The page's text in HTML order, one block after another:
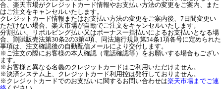
合、楽天市場がクレジットカード情報やお支払い方法の変更をご案内、また
はご注文をキャンセルいたします。
クレジットカード情報またはお支払い方法の変更をご案内後、7日間変更い
ただけない場合、楽天市場が自動でご注文をキャンセルいたします。
分割払い、リボルビング払い又はボーナス一括払いによるお支払いとなる場
合、割賦販売法第30条2の3第4項、同法施行規則第54条1項各号に定められた
事項は、注文確認後の自動配信メールにより交付します。
※ご注文の際にお客様の本人確認（電話確認等）をお願いする場合もござい
ます。
※お客様と異なる名義のクレジットカードはご利用いただけません。
※決済システム上、クレジットカード利用控は発行しておりません。
※クレジットカードでのお支払いに関するお問い合わせは楽天市場までご連